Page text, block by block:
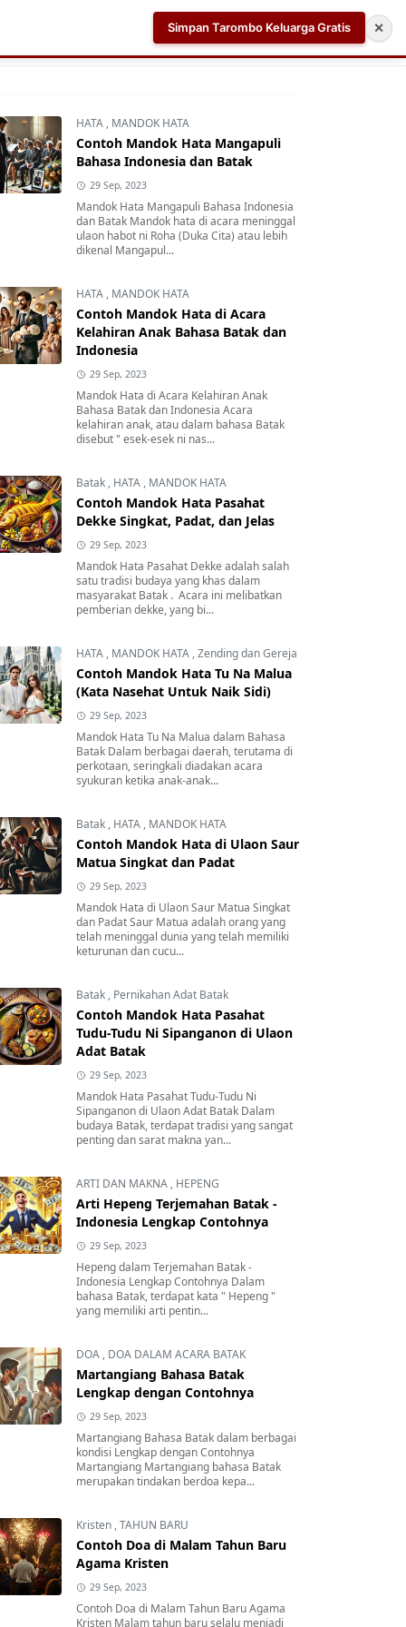
Aplikasi AI Teleprompter dan Pembuat Skrip Video
HATA , MANDOK HATA
Contoh Mandok Hata Mangapuli
Bahasa Indonesia dan Batak
29 Sep, 2023
Mandok Hata Mangapuli Bahasa Indonesia
dan Batak Mandok hata di acara meninggal
ulaon habot ni Roha (Duka Cita) atau lebih
dikenal Mangapul...
HATA , MANDOK HATA
Contoh Mandok Hata di Acara
Kelahiran Anak Bahasa Batak dan
Indonesia
29 Sep, 2023
Mandok Hata di Acara Kelahiran Anak
Bahasa Batak dan Indonesia Acara
kelahiran anak, atau dalam bahasa Batak
disebut " esek-esek ni nas...
Batak , HATA , MANDOK HATA
Contoh Mandok Hata Pasahat
Dekke Singkat, Padat, dan Jelas
29 Sep, 2023
Mandok Hata Pasahat Dekke adalah salah
satu tradisi budaya yang khas dalam
masyarakat Batak . Acara ini melibatkan
pemberian dekke, yang bi...
HATA , MANDOK HATA ,Zending dan Gereja
Contoh Mandok Hata Tu Na Malua
(Kata Nasehat Untuk Naik Sidi)
29 Sep, 2023
Mandok Hata Tu Na Malua dalam Bahasa
Batak Dalam berbagai daerah, terutama di
perkotaan, seringkali diadakan acara
syukuran ketika anak-anak...
Batak , HATA , MANDOK HATA
Contoh Mandok Hata di Ulaon Saur
Matua Singkat dan Padat
29 Sep, 2023
Mandok Hata di Ulaon Saur Matua Singkat
dan Padat Saur Matua adalah orang yang
telah meninggal dunia yang telah memiliki
keturunan dan cucu...
Batak , Pernikahan Adat Batak
Contoh Mandok Hata Pasahat
Tudu-Tudu Ni Sipanganon di Ulaon
Adat Batak
29 Sep, 2023
Mandok Hata Pasahat Tudu-Tudu Ni
Sipanganon di Ulaon Adat Batak Dalam
budaya Batak, terdapat tradisi yang sangat
penting dan sarat makna yan...
ARTI DAN MAKNA , HEPENG
Arti Hepeng Terjemahan Batak -
Indonesia Lengkap Contohnya
29 Sep, 2023
Hepeng dalam Terjemahan Batak -
Indonesia Lengkap Contohnya Dalam
bahasa Batak, terdapat kata " Hepeng "
yang memiliki arti pentin...
DOA , DOA DALAM ACARA BATAK
Martangiang Bahasa Batak
Lengkap dengan Contohnya
29 Sep, 2023
Martangiang Bahasa Batak dalam berbagai
kondisi Lengkap dengan Contohnya
Martangiang Martangiang bahasa Batak
merupakan tindakan berdoa kepa...
Kristen ,TAHUN BARU
Contoh Doa di Malam Tahun Baru
Agama Kristen
29 Sep, 2023
Contoh Doa di Malam Tahun Baru Agama
Kristen Malam tahun baru selalu menjadi
Simpan Tarombo Keluarga Gratis ✕